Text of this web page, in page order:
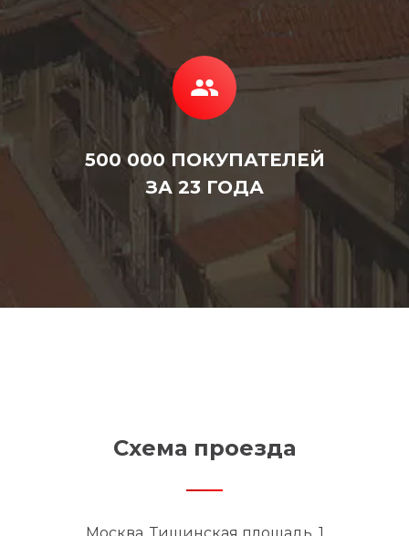
500 000 ПОКУПАТЕЛЕЙ
ЗА 23 ГОДА
Схема проезда